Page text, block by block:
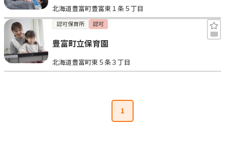
見学日記
メッセージ
おすすめの園
北海道豊富町豊富東１条５丁目
認可保育所 認可
豊富町立保育園
北海道豊富町東５条３丁目
1